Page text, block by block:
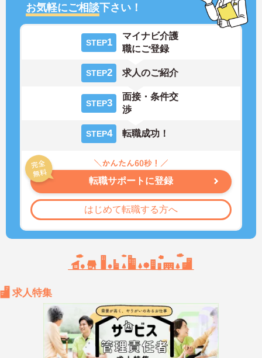
お気軽にご相談下さい！
STEP1
マイナビ介護
職にご登録
STEP2 求人のご紹介
STEP3
面接・条件交
渉
STEP4 転職成功！
転職サポートに登録
はじめて転職する方へ
求人特集